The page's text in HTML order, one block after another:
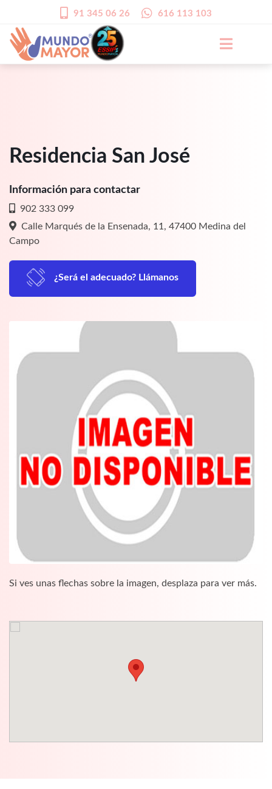
91 345 06 26 616 113 103
Residencia San José
Información para contactar
902 333 099
Calle Marqués de la Ensenada, 11, 47400 Medina del
Campo
¿Será el adecuado? Llámanos
Si ves unas flechas sobre la imagen, desplaza para ver más.